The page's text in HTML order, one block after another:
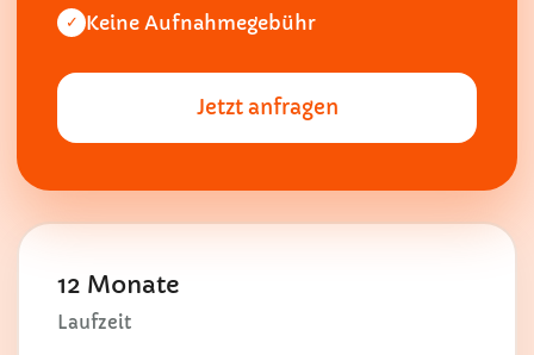
✓ Keine Aufnahmegebühr
Jetzt anfragen
12 Monate
Laufzeit